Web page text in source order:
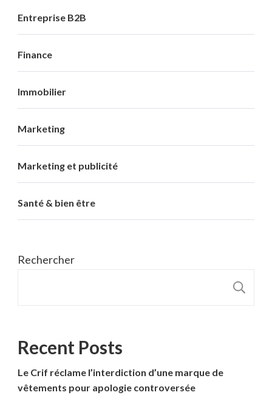
Entreprise B2B
Finance
Immobilier
Marketing
Marketing et publicité
Santé & bien être
Rechercher
Recent Posts
Le Crif réclame l’interdiction d’une marque de
vêtements pour apologie controversée